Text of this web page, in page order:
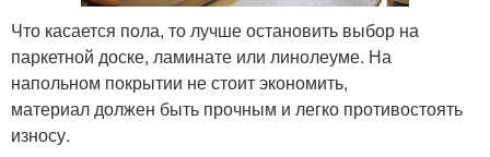
Что касается пола, то лучше остановить выбор на
паркетной доске, ламинате или линолеуме. На
напольном покрытии не стоит экономить,
материал должен быть прочным и легко противостоять
износу.